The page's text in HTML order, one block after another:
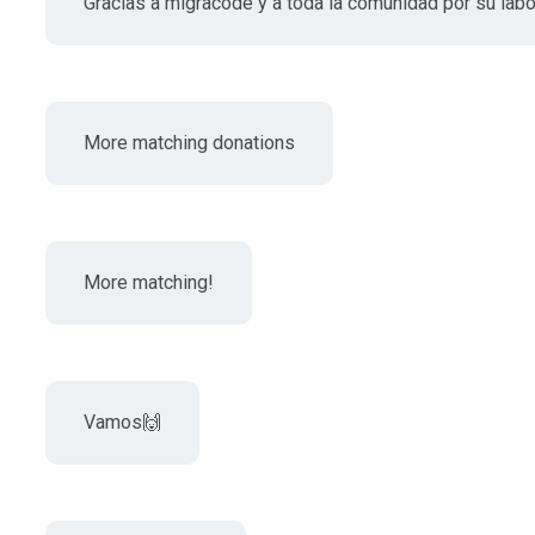
More matching donations
More matching!
Vamos🙌